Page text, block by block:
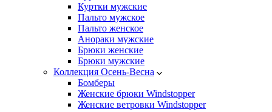
Куртки мужские
Пальто мужское
Пальто женское
Анораки мужские
Брюки женские
Брюки мужские
Коллекция Осень-Весна
Бомберы
Женские брюки Windstopper
Женские ветровки Windstopper